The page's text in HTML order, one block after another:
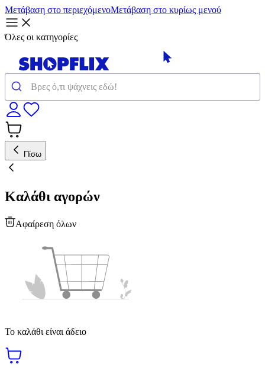
Μετάβαση στο περιεχόμενοΜετάβαση στο κυρίως μενού
Όλες οι κατηγορίες
Πίσω
Καλάθι αγορών
Αφαίρεση όλων
Το καλάθι είναι άδειο